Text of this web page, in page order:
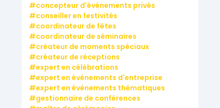
concepteur d'événements privés
conseiller en festivités
coordinateur de fêtes
coordinateur de séminaires
créateur de moments spéciaux
créateur de réceptions
expert en célébrations
expert en événements d'entreprise
expert en événements thématiques
gestionnaire de conférences